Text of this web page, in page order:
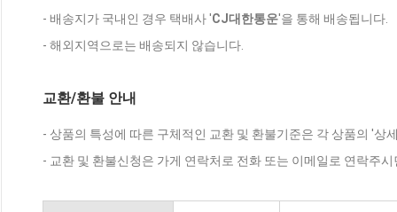
- 배송지가 국내인 경우 택배사 'CJ대한통운'을 통해 배송됩니다.
- 해외지역으로는 배송되지 않습니다.
교환/환불 안내
- 상품의 특성에 따른 구체적인 교환 및 환불기준은 각 상품의 '상
- 교환 및 환불신청은 가게 연락처로 전화 또는 이메일로 연락주